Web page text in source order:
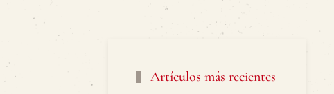
Artículos más recientes